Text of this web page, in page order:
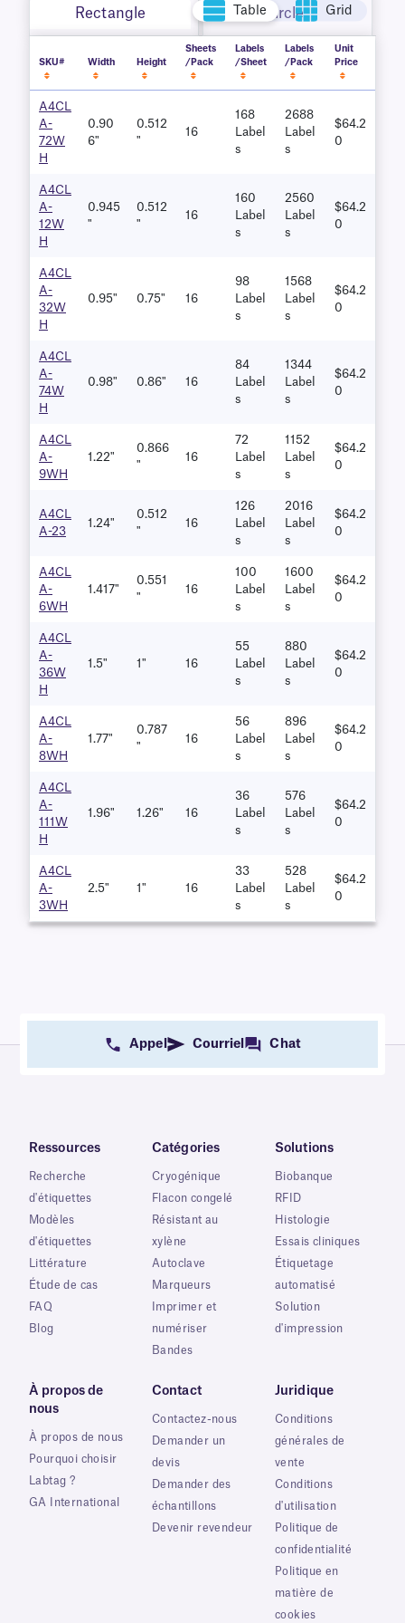
Rectangle Circle
Table Grid
SKU# Width Height
Sheets
/Pack
Labels
/Sheet
Labels
/Pack
Unit
Price
A4CL
A-
72W
H
0.90
6"
0.512
"
16
168
Label
S
2688
Label
S
$64.2
0
A4CL
A-
12W
H
0.945
"
0.512
"
16
160
Label
S
2560
Label
S
$64.2
0
A4CL
A-
32W
H
0.95" 0.75" 16
98
Label
S
1568
Label
S
$64.2
0
A4CL
A-
74W
H
0.98" 0.86" 16
84
Label
S
1344
Label
S
$64.2
0
A4CL
A-
9WH
1.22"
0.866
"
16
72
Label
S
1152
Label
S
$64.2
0
A4CL
A-23
1.24"
0.512
"
16
126
Label
S
2016
Label
S
$64.2
0
A4CL
A-
6WH
1.417"
0.551
"
16
100
Label
S
1600
Label
S
$64.2
0
A4CL
A-
36W
H
1.5" 1" 16
55
Label
S
880
Label
S
$64.2
0
A4CL
A-
8WH
1.77"
0.787
"
16
56
Label
S
896
Label
S
$64.2
0
A4CL
A-
111W
H
1.96" 1.26" 16
36
Label
S
576
Label
S
$64.2
0
A4CL
A-
3WH
2.5" 1" 16
33
Label
S
528
Label
S
$64.2
0
Appel Courriel Chat
Ressources
Recherche
d'étiquettes
Modèles
d'étiquettes
Littérature
Étude de cas
FAQ
Blog
Catégories
Cryogénique
Flacon congelé
Résistant au
xylène
Autoclave
Marqueurs
Imprimer et
numériser
Bandes
Solutions
Biobanque
RFID
Histologie
Essais cliniques
Étiquetage
automatisé
Solution
d'impression
À propos de
nous
À propos de nous
Pourquoi choisir
Labtag ?
GA International
Contact
Contactez-nous
Demander un
devis
Demander des
échantillons
Devenir revendeur
Juridique
Conditions
générales de
vente
Conditions
d'utilisation
Politique de
confidentialité
Politique en
matière de
cookies